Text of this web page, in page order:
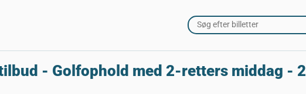
- Golfophold med 2-retters middag - 2